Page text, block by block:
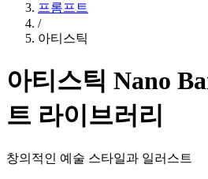
프롬프트
/
아티스틱
아티스틱 Nano
트 라이브러리
창의적인 예술 스타일과 일러스트